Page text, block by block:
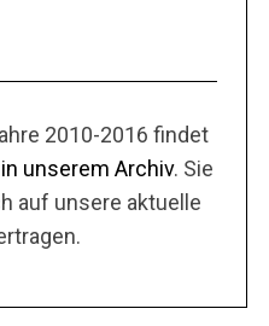
2010-2016 findet
unserem Archiv. Sie
auf unsere aktuelle